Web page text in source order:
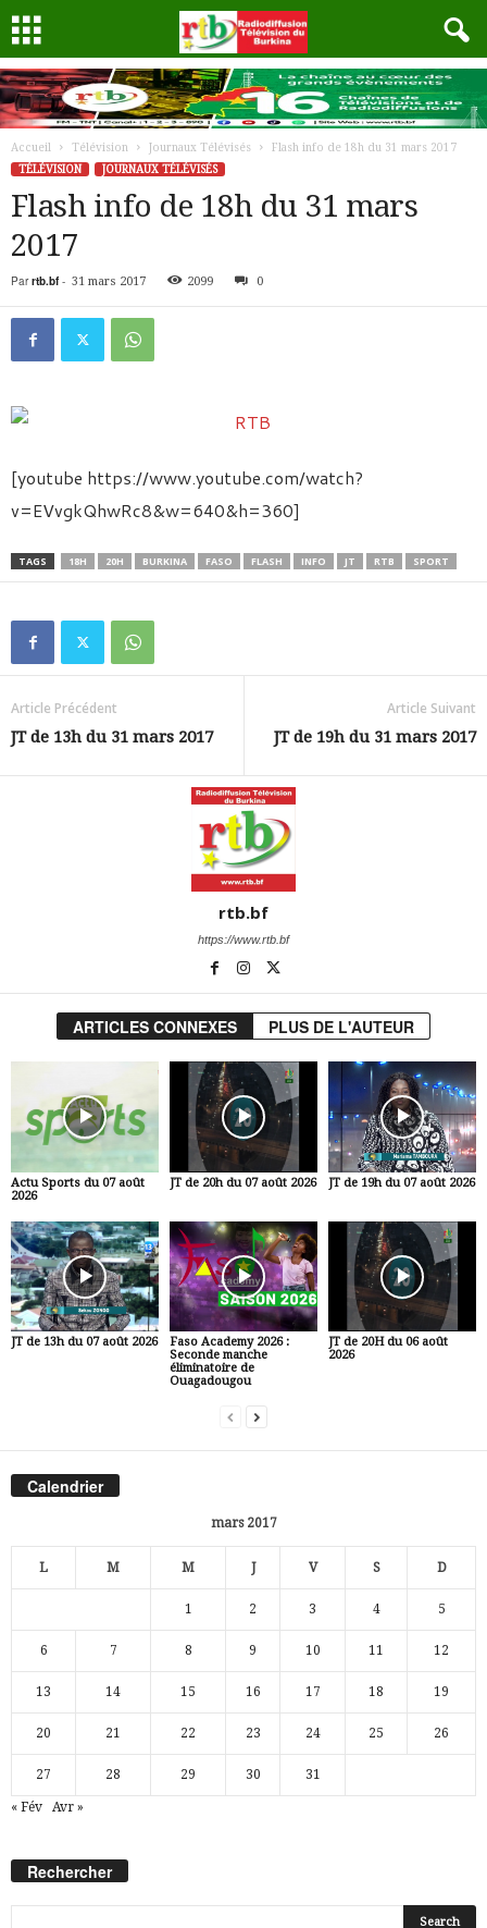
Accueil Télévision Journaux Télévisés
Flash info de 18h du 31 mars 2017
TÉLÉVISION
JOURNAUX TÉLÉVISÉS
Flash info de 18h du 31 mars
2017
Par rtb.bf- 31 mars 2017 2099 0
[youtube https://www.youtube.com/watch?
v=EVvgkQhwRc8&w=640&h=360]
TAGS 18H 20H BURKINA FASO FLASH INFO JT RTB SPORT
Article Précédent
JT de 13h du 31 mars 2017
Article Suivant
JT de 19h du 31 mars 2017
rtb.bf
https://www.rtb.bf
ARTICLES CONNEXES PLUS DE L'AUTEUR
Actu Sports du 07 août
2026
JT de 20h du 07 août 2026 JT de 19h du 07 août 2026
JT de 13h du 07 août 2026
Faso Academy 2026 :
Seconde manche
éliminatoire de
Ouagadougou
JT de 20H du 06 août
2026
Calendrier
mars 2017
L M M J V S D
1 2 3 4 5
6 7 8 9 10 11 12
13 14 15 16 17 18 19
20 21 22 23 24 25 26
27 28 29 30 31
« Fév Avr »
Rechercher